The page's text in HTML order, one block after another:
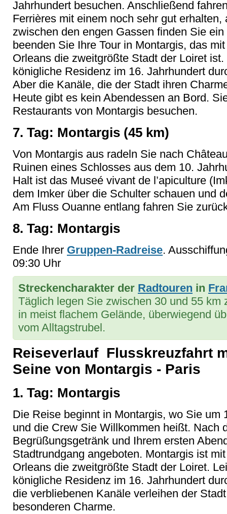
Jahrhundert besuchen. Anschließend
Ferrières mit einem noch sehr gut
zwischen den engen Gassen finden Sie
beenden Sie Ihre Tour in Montargis, das
Orleans die zweitgrößte Stadt der Loiret
königliche Residenz im 16. Jahrhundert
Aber die Kanäle, die der Stadt ihren
Heute gibt es kein Abendessen an Bord.
Restaurants von Montargis besuchen.
7. Tag: Montargis (45 km)
Von Montargis aus radeln Sie nach
Ruinen eines Schlosses aus dem 10.
Halt ist das Museé vivant de l’apiculture
dem Imker über die Schulter schauen und
Am Fluss Ouanne entlang fahren Sie
8. Tag: Montargis
Ende Ihrer Gruppen-Radreise.
09:30 Uhr
Streckencharakter der Radtouren in
Täglich legen Sie zwischen 30 und 55 km
in meist flachem Gelände, überwiegend
vom Alltagstrubel.
Reiseverlauf Flusskreuzfahrt
Seine von Montargis - Paris
1. Tag: Montargis
Die Reise beginnt in Montargis, wo Sie um
und die Crew Sie Willkommen heißt. Nach
Begrüßungsgetränk und Ihrem ersten
Stadtrundgang angeboten. Montargis ist
Orleans die zweitgrößte Stadt der Loiret.
königliche Residenz im 16. Jahrhundert
die verbliebenen Kanäle verleihen der
besonderen Charme.